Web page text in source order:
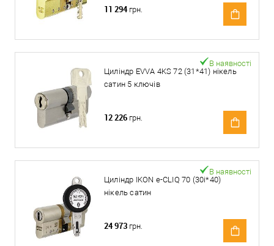
11 294 грн.
Циліндр EVVA 4KS 72 (31*41) нікель
сатин 5 ключів
В наявності
12 226 грн.
Циліндр IKON e-CLIQ 70 (30i*40)
нікель сатин
В наявності
24 973 грн.